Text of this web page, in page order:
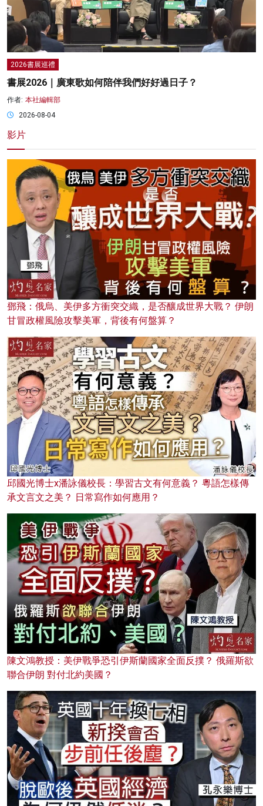
2026書展巡禮
書展2026｜廣東歌如何陪伴我們好好過日子？
作者: 本社編輯部
2026-08-04
影片
鄧飛：俄烏、美伊多方衝突交織，是否釀成世界大戰？ 伊朗
甘冒政權風險攻擊美軍，背後有何盤算？
邱國光博士x潘詠儀校長：學習古文有何意義？ 粵語怎樣傳
承文言文之美？ 日常寫作如何應用？
陳文鴻教授：美伊戰爭恐引伊斯蘭國家全面反撲？ 俄羅斯欲
聯合伊朗 對付北約美國？